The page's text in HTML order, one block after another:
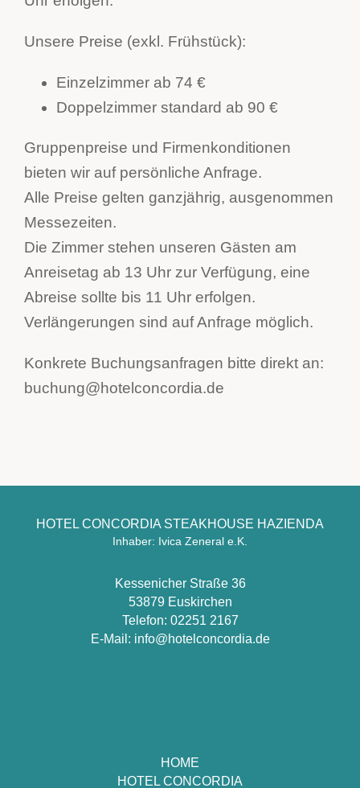
Unsere Preise (exkl. Frühstück):
Einzelzimmer ab 74 €
Doppelzimmer standard ab 90 €
Gruppenpreise und Firmenkonditionen
bieten wir auf persönliche Anfrage.
Alle Preise gelten ganzjährig, ausgenommen
Messezeiten.
Die Zimmer stehen unseren Gästen am
Anreisetag ab 13 Uhr zur Verfügung, eine
Abreise sollte bis 11 Uhr erfolgen.
Verlängerungen sind auf Anfrage möglich.
Konkrete Buchungsanfragen bitte direkt an:
buchung@hotelconcordia.de
HOTEL CONCORDIA STEAKHOUSE HAZIENDA
Inhaber: Ivica Zeneral e.K.
Kessenicher Straße 36
53879 Euskirchen
Telefon: 02251 2167
E-Mail: info@hotelconcordia.de
HOME
HOTEL CONCORDIA